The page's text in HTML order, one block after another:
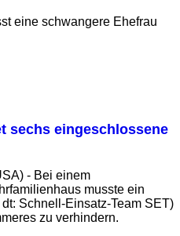
eine schwangere Ehefrau
sechs eingeschlossene
- Bei einem
musste ein
dt: Schnell-Einsatz-Team SET)
zu verhindern.